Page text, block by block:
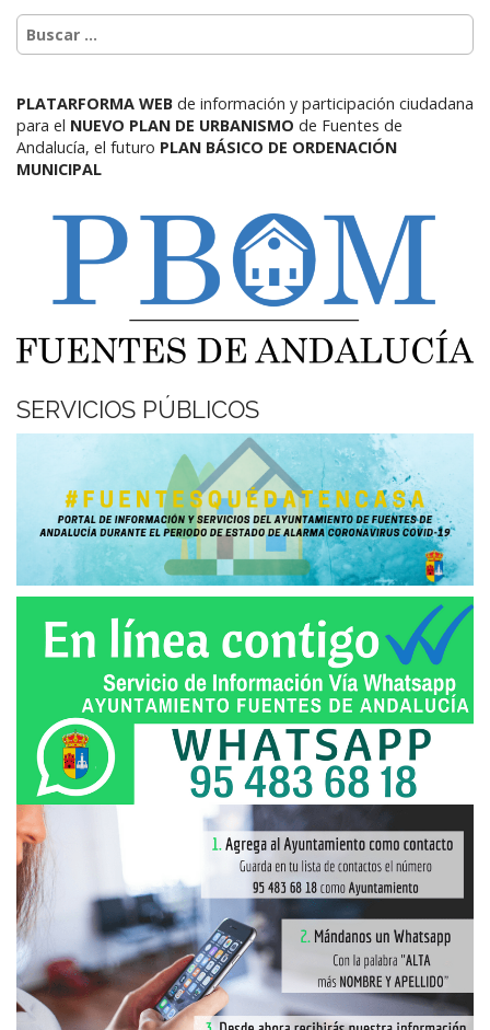
PLATARFORMA WEB de información y participación ciudadana
para el NUEVO PLAN DE URBANISMO de Fuentes de
Andalucía, el futuro PLAN BÁSICO DE ORDENACIÓN
MUNICIPAL
SERVICIOS PÚBLICOS